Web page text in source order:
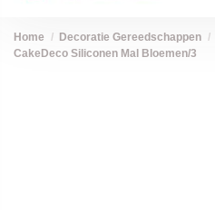
Home Decoratie Gereedschappen
CakeDeco Siliconen Mal Bloemen/3